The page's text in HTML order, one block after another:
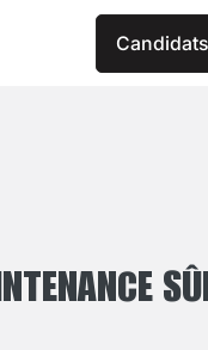
Candidats